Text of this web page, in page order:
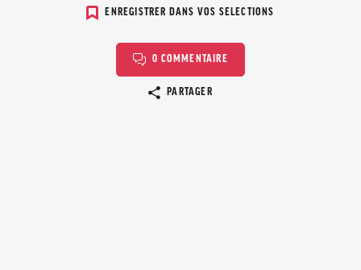
ENREGISTRER DANS VOS SELECTIONS
0 COMMENTAIRE
PARTAGER